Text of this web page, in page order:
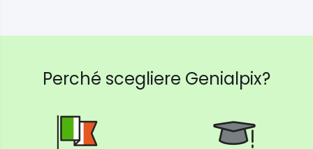
Perché scegliere Genialpix?